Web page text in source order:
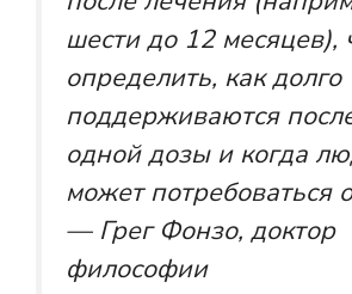
шести до 12 месяцев),
определить, как долго
поддерживаются
одной дозы и когда
может потребоваться
— Грег Фонзо, доктор
философии